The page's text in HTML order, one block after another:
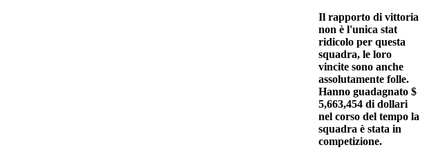
Il rapporto di vittoria
non è l'unica stat
ridicolo per questa
squadra, le loro
vincite sono anche
assolutamente folle.
Hanno guadagnato $
5,663,454 di dollari
nel corso del tempo la
squadra è stata in
competizione.